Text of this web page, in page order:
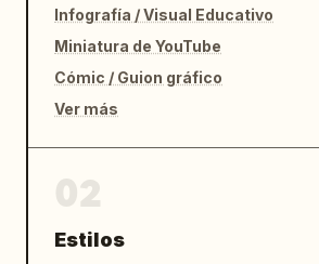
Infografía / Visual Educativo
Miniatura de YouTube
Cómic / Guion gráfico
Ver más
Estilos